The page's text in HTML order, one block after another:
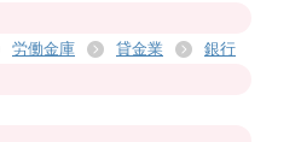
労働金庫 貸金業 銀行